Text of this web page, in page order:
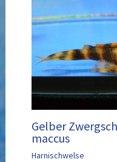
Gelber
maccus
Harnischwelse